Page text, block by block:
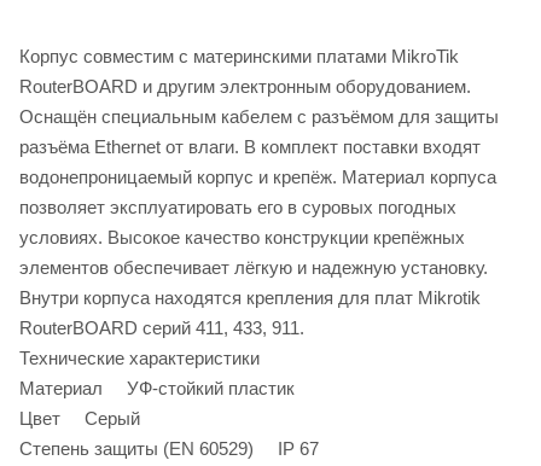
Корпус совместим с материнскими платами MikroTik
RouterBOARD и другим электронным оборудованием.
Оснащён специальным кабелем с разъёмом для защиты
разъёма Ethernet от влаги. В комплект поставки входят
водонепроницаемый корпус и крепёж. Материал корпуса
позволяет эксплуатировать его в суровых погодных
условиях. Высокое качество конструкции крепёжных
элементов обеспечивает лёгкую и надежную установку.
Внутри корпуса находятся крепления для плат Mikrotik
RouterBOARD серий 411, 433, 911.
Технические характеристики
Материал УФ-стойкий пластик
Цвет Серый
Степень защиты (EN 60529) IP 67